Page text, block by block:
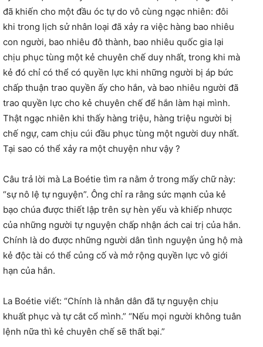
đã khiến cho một đầu óc tự do vô cùng ngạc nhiên: đôi
khi trong lịch sử nhân loại đã xảy ra việc hàng bao nhiêu
con người, bao nhiêu đô thành, bao nhiêu quốc gia lại
chịu phục tùng một kẻ chuyên chế duy nhất, trong khi mà
kẻ đó chỉ có thể có quyền lực khi những người bị áp bức
chấp thuận trao quyền ấy cho hắn, và bao nhiêu người đã
trao quyền lực cho kẻ chuyên chế để hắn làm hại mình.
Thật ngạc nhiên khi thấy hàng triệu, hàng triệu người bị
chế ngự, cam chịu cúi đầu phục tùng một người duy nhất.
Tại sao có thể xảy ra một chuyện như vậy ?
Câu trả lời mà La Boétie tìm ra nằm ở trong mấy chữ này:
“sự nô lệ tự nguyện”. Ông chỉ ra rằng sức mạnh của kẻ
bạo chúa được thiết lập trên sự hèn yếu và khiếp nhược
của những người tự nguyện chấp nhận ách cai trị của hắn.
Chính là do được những người dân tình nguyện ủng hộ mà
kẻ độc tài có thể củng cố và mở rộng quyền lực vô giới
hạn của hắn.
La Boétie viết: “Chính là nhân dân đã tự nguyện chịu
khuất phục và tự cắt cổ mình.” “Nếu mọi người không tuân
lệnh nữa thì kẻ chuyên chế sẽ thất bại.”